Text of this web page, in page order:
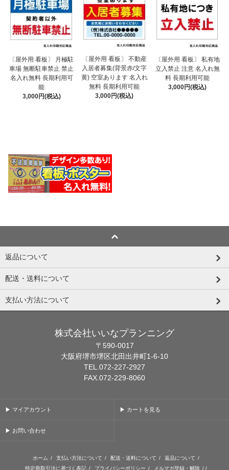
〔屋外用 看板〕 月極駐
車場 無断駐車禁止 禁止
名入れ無料 長期利用可
能
3,000円(税込)
〔屋外用 看板〕 不動産
入居者募集(背景赤/文字
黄) 空室あります 名入れ
無料 長期利用可能
3,000円(税込)
〔屋外用 看板〕 私有地
立入禁止 注意 名入れ無
料 長期利用可能
3,000円(税込)
返品について
配送・送料について
支払い方法について
株式会社いいなプランニング
〒590-0017
大阪府堺市堺区北田出井町1-6-10
TEL.072-227-2927
FAX.072-229-8060
▶ マイアカウント ▶ カートを見る
▶ お問い合わせ
ホーム / 支払い方法について / 配送・送料について / 返品について /
特定商取引法に基づく表記 / プライバシーポリシー / メルマガ登録・解除 / /